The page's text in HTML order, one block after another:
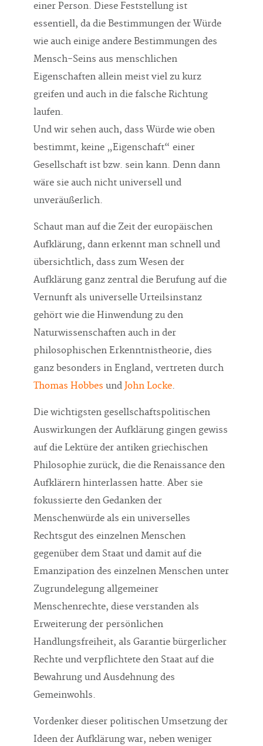
einer Person. Diese Feststellung ist
essentiell, da die Bestimmungen der Würde
wie auch einige andere Bestimmungen des
Mensch-Seins aus menschlichen
Eigenschaften allein meist viel zu kurz
greifen und auch in die falsche Richtung
laufen.
Und wir sehen auch, dass Würde wie oben
bestimmt, keine „Eigenschaft“ einer
Gesellschaft ist bzw. sein kann. Denn dann
wäre sie auch nicht universell und
unveräußerlich.
Schaut man auf die Zeit der europäischen
Aufklärung, dann erkennt man schnell und
übersichtlich, dass zum Wesen der
Aufklärung ganz zentral die Berufung auf die
Vernunft als universelle Urteilsinstanz
gehört wie die Hinwendung zu den
Naturwissenschaften auch in der
philosophischen Erkenntnistheorie, dies
ganz besonders in England, vertreten durch
Thomas Hobbes undJohn Locke.
Die wichtigsten gesellschaftspolitischen
Auswirkungen der Aufklärung gingen gewiss
auf die Lektüre der antiken griechischen
Philosophie zurück, die die Renaissance den
Aufklärern hinterlassen hatte. Aber sie
fokussierte den Gedanken der
Menschenwürde als ein universelles
Rechtsgut des einzelnen Menschen
gegenüber dem Staat und damit auf die
Emanzipation des einzelnen Menschen unter
Zugrundelegung allgemeiner
Menschenrechte, diese verstanden als
Erweiterung der persönlichen
Handlungsfreiheit, als Garantie bürgerlicher
Rechte und verpflichtete den Staat auf die
Bewahrung und Ausdehnung des
Gemeinwohls.
Vordenker dieser politischen Umsetzung der
Ideen der Aufklärung war, neben weniger